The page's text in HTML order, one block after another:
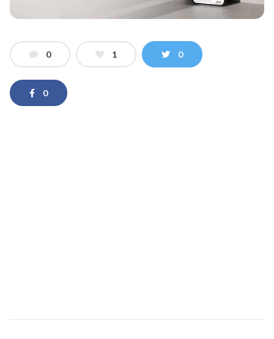
0 1 0
0